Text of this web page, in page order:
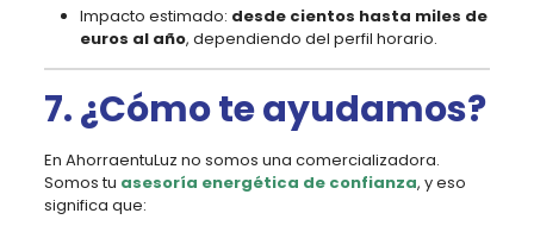
Impacto estimado: desde cientos hasta miles de
euros al año, dependiendo del perfil horario.
7. ¿Cómo te ayudamos?
En AhorraentuLuz no somos una comercializadora.
Somos tu asesoría energética de confianza, y eso
significa que: